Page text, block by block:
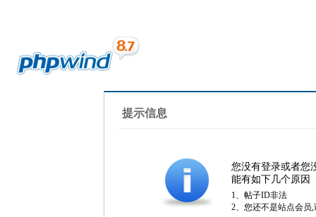
提示信息
您没有登录或者您
能有如下几个原因
1、帖子ID非法
2、您还不是站点会员